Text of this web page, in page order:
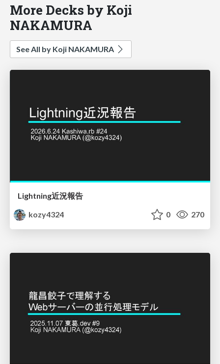
More Decks by Koji
NAKAMURA
See All by Koji NAKAMURA
Lightning近況報告
kozy4324
0 270